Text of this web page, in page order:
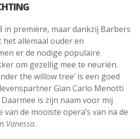
in première, maar dankzij Barbers
allemaal ouder en
er de nodige populaire
om gezellig mee te neuriën.
the willow tree’ is een goed
Gian Carlo Menotti
is zijn naam voor mij
de mooiste opera’s van na de
Vanessa.